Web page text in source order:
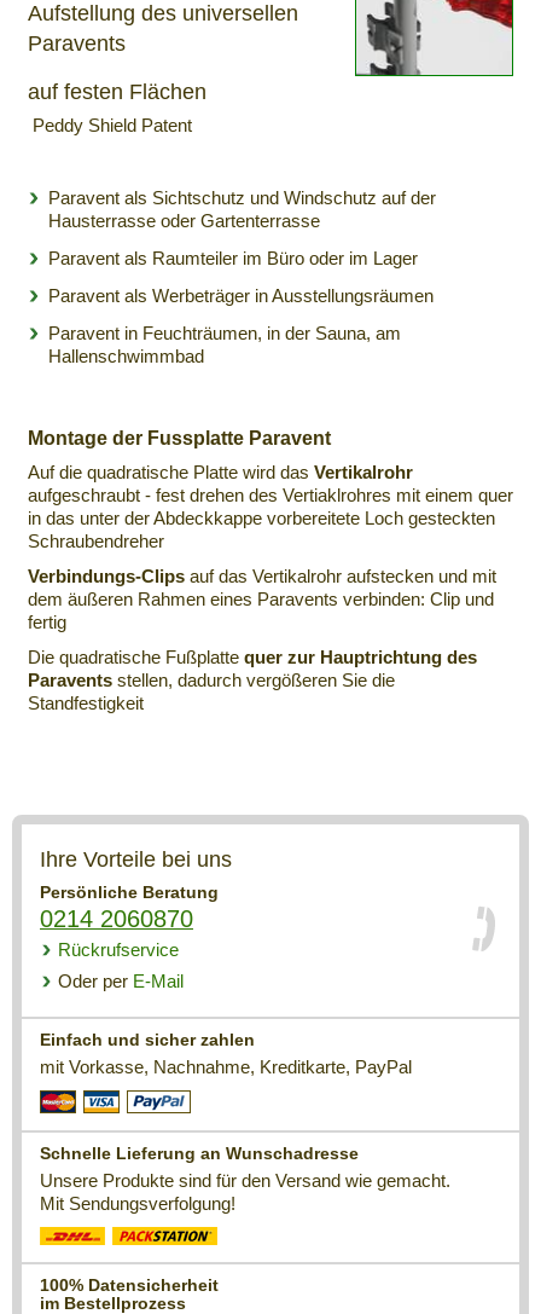
Aufstellung des universellen
Paravents
auf festen Flächen
Peddy Shield Patent
Paravent als Sichtschutz und Windschutz auf der
Hausterrasse oder Gartenterrasse
Paravent als Raumteiler im Büro oder im Lager
Paravent als Werbeträger in Ausstellungsräumen
Paravent in Feuchträumen, in der Sauna, am
Hallenschwimmbad
Montage der Fussplatte Paravent
Auf die quadratische Platte wird das Vertikalrohr
aufgeschraubt - fest drehen des Vertiaklrohres mit einem quer
in das unter der Abdeckkappe vorbereitete Loch gesteckten
Schraubendreher
Verbindungs-Clips auf das Vertikalrohr aufstecken und mit
dem äußeren Rahmen eines Paravents verbinden: Clip und
fertig
Die quadratische Fußplatte quer zur Hauptrichtung des
Paravents stellen, dadurch vergößeren Sie die
Standfestigkeit
Ihre Vorteile bei uns
Persönliche Beratung
0214 2060870
Rückrufservice
Oder per E-Mail
Einfach und sicher zahlen
mit Vorkasse, Nachnahme, Kreditkarte, PayPal
Schnelle Lieferung an Wunschadresse
Unsere Produkte sind für den Versand wie gemacht.
Mit Sendungsverfolgung!
100% Datensicherheit
im Bestellprozess